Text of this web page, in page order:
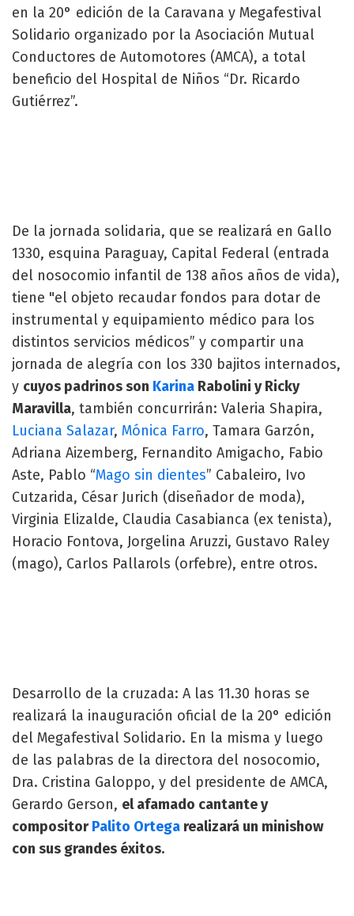
en la 20° edición de la Caravana y Megafestival
Solidario organizado por la Asociación Mutual
Conductores de Automotores (AMCA), a total
beneficio del Hospital de Niños “Dr. Ricardo
Gutiérrez”.
De la jornada solidaria, que se realizará en Gallo
1330, esquina Paraguay, Capital Federal (entrada
del nosocomio infantil de 138 años años de vida),
tiene "el objeto recaudar fondos para dotar de
instrumental y equipamiento médico para los
distintos servicios médicos” y compartir una
jornada de alegría con los 330 bajitos internados,
y cuyos padrinos son Karina Rabolini y Ricky
Maravilla, también concurrirán: Valeria Shapira,
Luciana Salazar, Mónica Farro, Tamara Garzón,
Adriana Aizemberg, Fernandito Amigacho, Fabio
Aste, Pablo “Mago sin dientes” Cabaleiro, Ivo
Cutzarida, César Jurich (diseñador de moda),
Virginia Elizalde, Claudia Casabianca (ex tenista),
Horacio Fontova, Jorgelina Aruzzi, Gustavo Raley
(mago), Carlos Pallarols (orfebre), entre otros.
Desarrollo de la cruzada: A las 11.30 horas se
realizará la inauguración oficial de la 20° edición
del Megafestival Solidario. En la misma y luego
de las palabras de la directora del nosocomio,
Dra. Cristina Galoppo, y del presidente de AMCA,
Gerardo Gerson, el afamado cantante y
compositorPalito Ortega realizará un minishow
con sus grandes éxitos.